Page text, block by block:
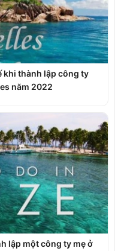
khi thành lập công ty
năm 2022
lập một công ty mẹ ở